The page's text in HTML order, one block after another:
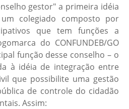
gestor" a primeira idéia
colegiado composto por
que tem funções a
do CONFUNDEB/GO
função desse conselho – o
à idéia de integração entre
que possibilite uma gestão
de controle do cidadão
Assim: